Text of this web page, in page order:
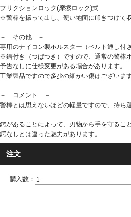
フリクションロック(摩擦ロック)式
※警棒を振って出し、硬い地面に叩きつけて
－ その他 －
専用のナイロン製ホルスター（ベルト通し付
※鍔付き（つばつき）ですので、通常の警棒
予告なしに仕様変更がある場合があります。
工業製品ですので多少の細かい傷はございます
－ コメント －
警棒とは思えないほどの軽量ですので、持ち
鍔があることによって、刃物から手を守るこ
鍔なしとは違った魅力があります。
注文
購入数：